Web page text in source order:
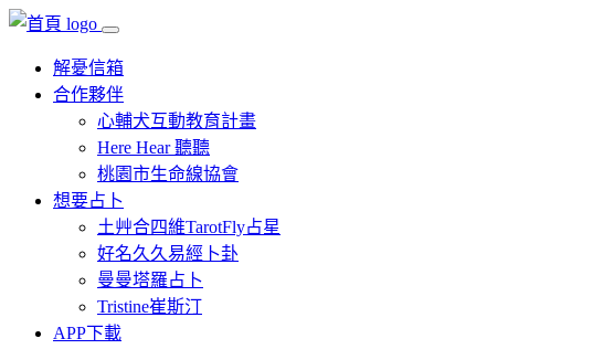
解憂信箱
合作夥伴
心輔犬互動教育計畫
Here Hear 聽聽
桃園市生命線協會
想要占卜
土艸合四維TarotFly占星
好名久久易經卜卦
曼曼塔羅占卜
Tristine崔斯汀
APP下載